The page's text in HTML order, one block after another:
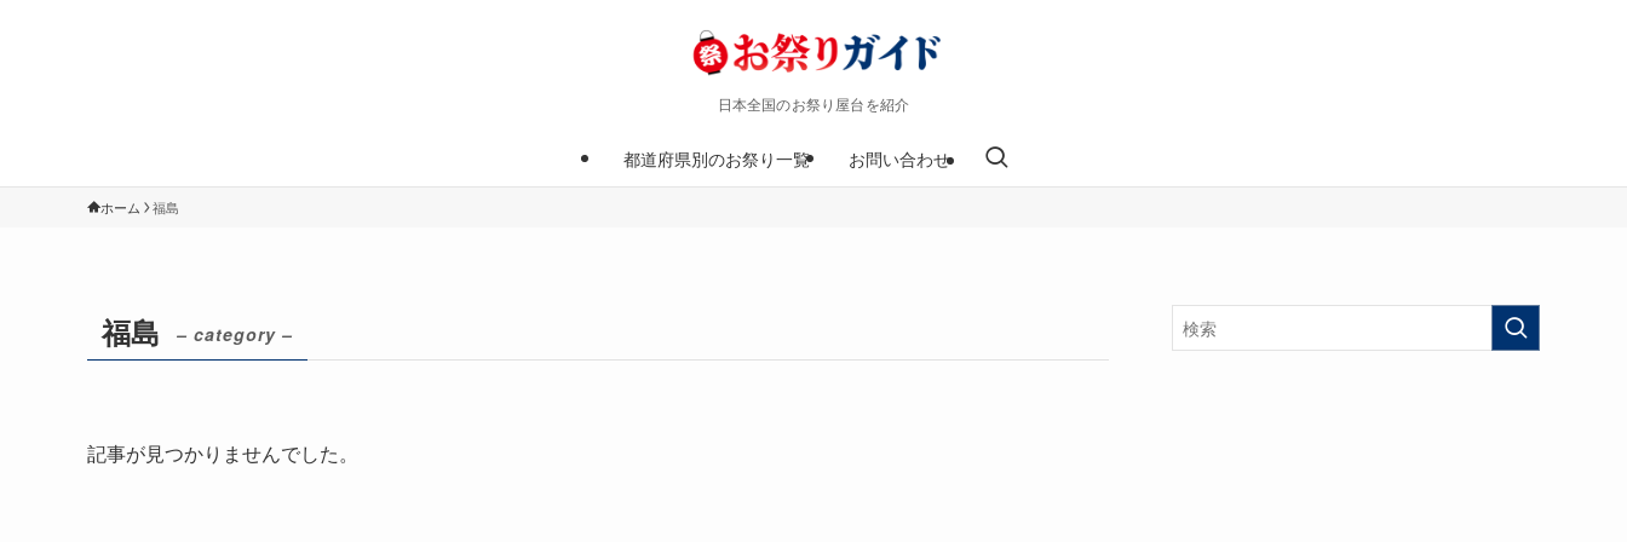
日本全国のお祭り屋台を紹介
都道府県別のお祭り一覧 お問い合わせ
ホーム 福島
福島 – category –
記事が見つかりませんでした。